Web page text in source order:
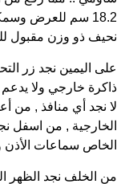
نحيف ذو وزن مقبول
على اليمين نجد زر
ذاكرة خارجي ولا
لا نجد أي منافذ , من
الخاص سماعات الأذن
من الخلف نجد الظهر